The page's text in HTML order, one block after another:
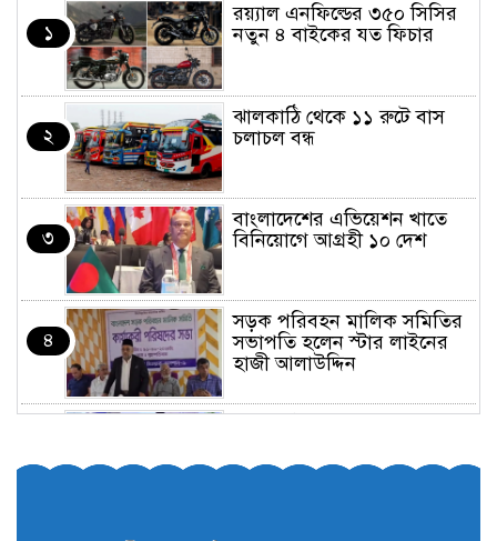
১
র‌য়্যাল এনফিল্ডের ৩৫০ সিসির
নতুন ৪ বাইকের যত ফিচার
২
ঝালকাঠি থেকে ১১ রুটে বাস
চলাচল বন্ধ
৩
বাংলাদেশের এভিয়েশন খাতে
বিনিয়োগে আগ্রহী ১০ দেশ
৪
সড়ক পরিবহন মালিক সমিতির
সভাপতি হলেন স্টার লাইনের
হাজী আলাউদ্দিন